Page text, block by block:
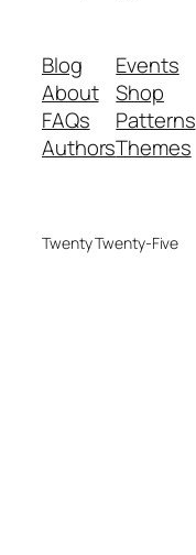
Blog
About
FAQs
Authors
Events
Shop
Patterns
Themes
Twenty Twenty-Five